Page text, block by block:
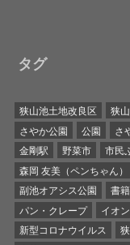
タグ
狭山池土地改良区 狭
さやか公園
公園 さ
金剛駅
野菜市 市民
森岡 友美（ペンちゃん）
副池オアシス公園
書籍
パン・クレープ
イオ
新型コロナウイルス